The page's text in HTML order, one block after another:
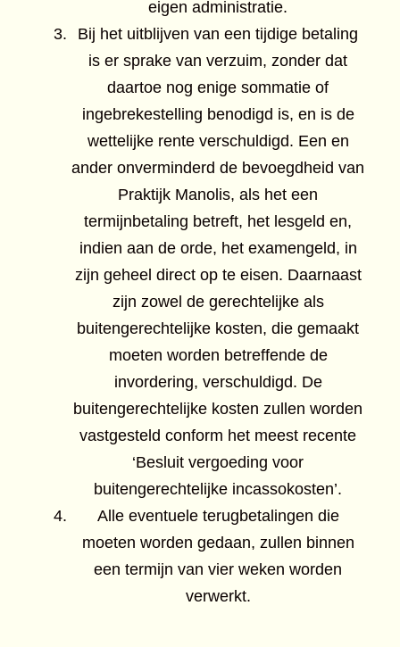
eigen administratie.
Bij het uitblijven van een tijdige betaling
is er sprake van verzuim, zonder dat
daartoe nog enige sommatie of
ingebrekestelling benodigd is, en is de
wettelijke rente verschuldigd. Een en
ander onverminderd de bevoegdheid van
Praktijk Manolis, als het een
termijnbetaling betreft, het lesgeld en,
indien aan de orde, het examengeld, in
zijn geheel direct op te eisen. Daarnaast
zijn zowel de gerechtelijke als
buitengerechtelijke kosten, die gemaakt
moeten worden betreffende de
invordering, verschuldigd. De
buitengerechtelijke kosten zullen worden
vastgesteld conform het meest recente
‘Besluit vergoeding voor
buitengerechtelijke incassokosten’.
Alle eventuele terugbetalingen die
moeten worden gedaan, zullen binnen
een termijn van vier weken worden
verwerkt.